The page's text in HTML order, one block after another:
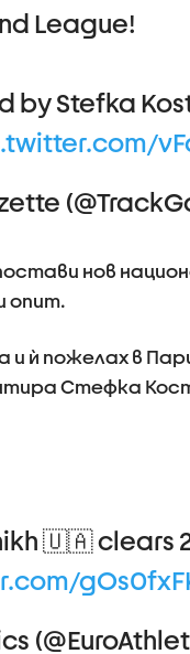
League!
by Stefka
нов
опит.
и ѝ пожелах в
Стефка
🇺🇦 clears